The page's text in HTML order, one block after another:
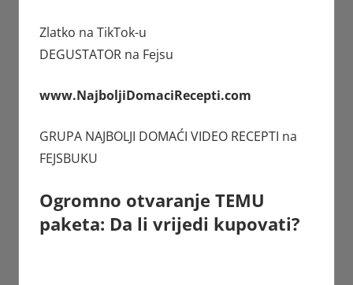
Zlatko na TikTok-u
DEGUSTATORna Fejsu
www.NajboljiDomaciRecepti.com
GRUPA NAJBOLJI DOMAĆI VIDEO RECEPTI na
FEJSBUKU
Ogromno otvaranje TEMU
paketa: Da li vrijedi kupovati?